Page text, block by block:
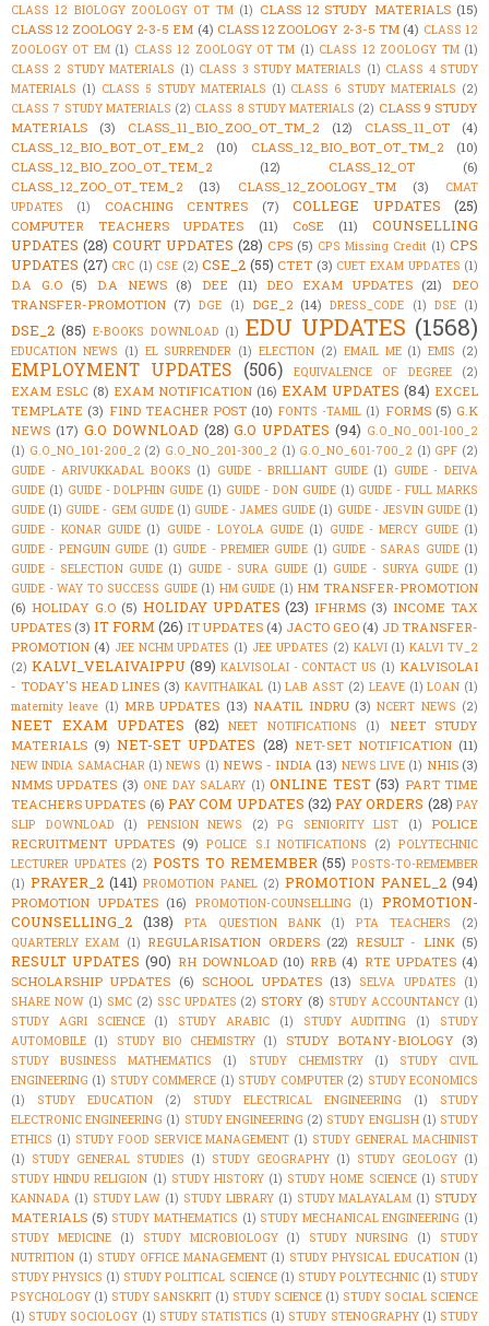
CLASS 12 BIOLOGY ZOOLOGY OT TM (1) CLASS 12 STUDY MATERIALS (15)
CLASS 12 ZOOLOGY 2-3-5 EM (4) CLASS 12 ZOOLOGY 2-3-5 TM (4) CLASS 12
ZOOLOGY OT EM (1) CLASS 12 ZOOLOGY OT TM (1) CLASS 12 ZOOLOGY TM (1)
CLASS 2 STUDY MATERIALS (1) CLASS 3 STUDY MATERIALS (1) CLASS 4 STUDY
MATERIALS (1) CLASS 5 STUDY MATERIALS (1) CLASS 6 STUDY MATERIALS (2)
CLASS 7 STUDY MATERIALS (2) CLASS 8 STUDY MATERIALS (2) CLASS 9 STUDY
MATERIALS
(3) CLASS_11_BIO_ZOO_OT_TM_2 (12) CLASS_11_OT
(4)
CLASS_12_BIO_BOT_OT_EM_2
(10) CLASS_12_BIO_BOT_OT_TM_2
(10)
CLASS_12_BIO_ZOO_OT_TEM_2
(12) CLASS_12_OT
(6)
CLASS_12_ZOO_OT_TEM_2
(13) CLASS_12_ZOOLOGY_TM (3)
CMAT
UPDATES
(1) COACHING CENTRES (7) COLLEGE UPDATES (25)
COMPUTER TEACHERS UPDATES (11) CoSE (11)
COUNSELLING
UPDATES (28) COURT UPDATES (28) CPS (5) CPS Missing Credit (1) CPS
UPDATES (27) CRC (1) CSE (2) CSE_2 (55) CTET (3) CUET EXAM UPDATES (1)
D.A G.O (5) D.A NEWS (8) DEE (11) DEO EXAM UPDATES (21)
DEO
TRANSFER-PROMOTION (7) DGE (1) DGE_2 (14) DRESS_CODE (1) DSE (1)
DSE_2 (85) E-BOOKS DOWNLOAD (1) EDU UPDATES (1568)
EDUCATION NEWS (1) EL SURRENDER (1) ELECTION (2) EMAIL ME (1) EMIS (2)
EMPLOYMENT UPDATES (506) EQUIVALENCE OF DEGREE (2)
EXAM ESLC (8) EXAM NOTIFICATION (16) EXAM UPDATES (84) EXCEL
TEMPLATE (3) FIND TEACHER POST (10) FONTS -TAMIL (1) FORMS (5) G.K
NEWS (17) G.O DOWNLOAD (28) G.O UPDATES (94) G.O_NO_001-100_2
(1) G.O_NO_101-200_2 (2) G.O_NO_201-300_2 (1) G.O_NO_601-700_2 (1) GPF (2)
GUIDE - ARIVUKKADAL BOOKS (1) GUIDE - BRILLIANT GUIDE (1) GUIDE - DEIVA
GUIDE (1) GUIDE - DOLPHIN GUIDE (1) GUIDE - DON GUIDE (1) GUIDE - FULL MARKS
GUIDE (1) GUIDE - GEM GUIDE (1) GUIDE - JAMES GUIDE (1) GUIDE - JESVIN GUIDE (1)
GUIDE - KONAR GUIDE (1) GUIDE - LOYOLA GUIDE (1) GUIDE - MERCY GUIDE (1)
GUIDE - PENGUIN GUIDE (1) GUIDE - PREMIER GUIDE (1) GUIDE - SARAS GUIDE (1)
GUIDE - SELECTION GUIDE (1) GUIDE - SURA GUIDE (1) GUIDE - SURYA GUIDE (1)
GUIDE - WAY TO SUCCESS GUIDE (1) HM GUIDE (1) HM TRANSFER-PROMOTION
(6) HOLIDAY G.O (5) HOLIDAY UPDATES (23) IFHRMS (3) INCOME TAX
UPDATES (3) IT FORM (26) IT UPDATES (4) JACTO GEO (4) JD TRANSFER-
PROMOTION (4) JEE NCHM UPDATES (1) JEE UPDATES (2) KALVI (1) KALVI TV_2
(2) KALVI_VELAIVAIPPU (89) KALVISOLAI - CONTACT US (1) KALVISOLAI
- TODAY'S HEAD LINES (3) KAVITHAIKAL (1) LAB ASST (2) LEAVE (1) LOAN (1)
maternity leave (1) MRB UPDATES (13) NAATIL INDRU (3) NCERT NEWS (2)
NEET EXAM UPDATES (82) NEET NOTIFICATIONS (1)
NEET STUDY
MATERIALS (9) NET-SET UPDATES (28) NET-SET NOTIFICATION (11)
NEW INDIA SAMACHAR (1) NEWS (1) NEWS - INDIA (13) NEWS LIVE (1) NHIS (3)
NMMS UPDATES (3) ONE DAY SALARY (1) ONLINE TEST (53) PART TIME
TEACHERS UPDATES (6) PAY COM UPDATES (32) PAY ORDERS (28) PAY
SLIP DOWNLOAD
(1) PENSION NEWS (2) PG SENIORITY LIST (1)
POLICE
RECRUITMENT UPDATES (9) POLICE S.I NOTIFICATIONS (2) POLYTECHNIC
LECTURER UPDATES (2) POSTS TO REMEMBER (55) POSTS-TO-REMEMBER
(1) PRAYER_2 (141) PROMOTION PANEL (2) PROMOTION PANEL_2 (94)
PROMOTION UPDATES (16) PROMOTION-COUNSELLING (1)
PROMOTION-
COUNSELLING_2 (138) PTA QUESTION BANK (1) PTA TEACHERS
(2)
QUARTERLY EXAM (1) REGULARISATION ORDERS (22) RESULT - LINK (5)
RESULT UPDATES (90) RH DOWNLOAD (10) RRB (4) RTE UPDATES (4)
SCHOLARSHIP UPDATES (6) SCHOOL UPDATES (13) SELVA UPDATES
(1)
SHARE NOW (1) SMC (2) SSC UPDATES (2) STORY (8) STUDY ACCOUNTANCY (1)
STUDY AGRI SCIENCE
(1) STUDY ARABIC (1) STUDY AUDITING (1)
STUDY
AUTOMOBILE (1) STUDY BIO CHEMISTRY (1) STUDY BOTANY-BIOLOGY (3)
STUDY BUSINESS MATHEMATICS (1) STUDY CHEMISTRY (1)
STUDY CIVIL
ENGINEERING (1) STUDY COMMERCE (1) STUDY COMPUTER (2) STUDY ECONOMICS
(1)
STUDY EDUCATION (2) STUDY ELECTRICAL ENGINEERING (1)
STUDY
ELECTRONIC ENGINEERING (1) STUDY ENGINEERING (2) STUDY ENGLISH (1) STUDY
ETHICS (1) STUDY FOOD SERVICE MANAGEMENT (1) STUDY GENERAL MACHINIST
(1) STUDY GENERAL STUDIES (1) STUDY GEOGRAPHY (1) STUDY GEOLOGY (1)
STUDY HINDU RELIGION (1) STUDY HISTORY (1) STUDY HOME SCIENCE (1) STUDY
KANNADA (1) STUDY LAW (1) STUDY LIBRARY (1) STUDY MALAYALAM (1) STUDY
MATERIALS (5) STUDY MATHEMATICS (1) STUDY MECHANICAL ENGINEERING (1)
STUDY MEDICINE
(1) STUDY MICROBIOLOGY (1) STUDY NURSING (1)
STUDY
NUTRITION (1) STUDY OFFICE MANAGEMENT (1) STUDY PHYSICAL EDUCATION (1)
STUDY PHYSICS (1) STUDY POLITICAL SCIENCE (1) STUDY POLYTECHNIC (1) STUDY
PSYCHOLOGY (1) STUDY SANSKRIT (1) STUDY SCIENCE (1) STUDY SOCIAL SCIENCE
(1) STUDY SOCIOLOGY (1) STUDY STATISTICS (1) STUDY STENOGRAPHY (1) STUDY